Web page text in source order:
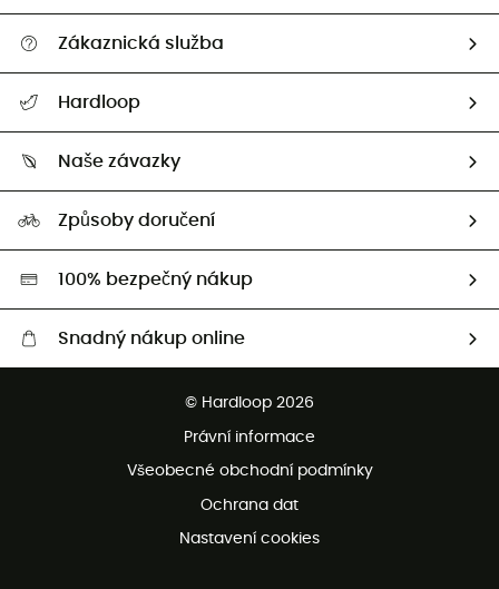
Zákaznická služba
Vrácení zboží a peněz
Hardloop
Naši Ambasadoři
Naše závazky
Second hand
HardGreen
Způsoby doručení
100% bezpečný nákup
Snadný nákup online
Bezplatné vrácení do 100 dnů
Bezplatná zákaznická služba
© Hardloop 2026
Právní informace
Všeobecné obchodní podmínky
Ochrana dat
Nastavení cookies